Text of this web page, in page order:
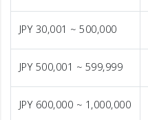
JPY 30,001 ~ 500,000
JPY 500,001 ~ 599,999
JPY 600,000 ~ 1,000,000